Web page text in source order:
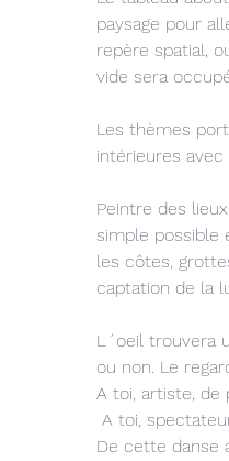
paysage pour
repère spatial,
vide sera
Les thèmes
intérieures
Peintre des
simple possible
les côtes,
captation de la
L´oeil trouvera
ou non. Le
A toi, artiste, de
A toi,
De cette danse